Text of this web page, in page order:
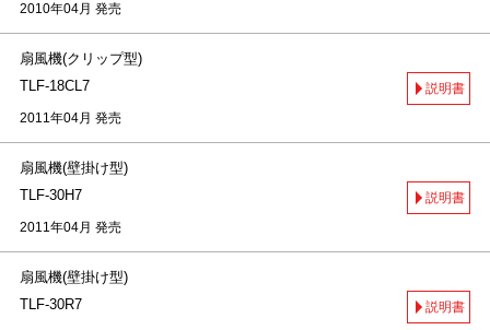
2010年04月 発売
扇風機(クリップ型)
TLF-18CL7
2011年04月 発売
説明書
扇風機(壁掛け型)
TLF-30H7
2011年04月 発売
説明書
扇風機(壁掛け型)
TLF-30R7
説明書